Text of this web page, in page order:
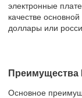
электронные
качестве
доллары или
Преимущества
Основное